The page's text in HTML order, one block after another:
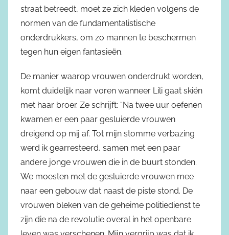
straat betreedt, moet ze zich kleden volgens de
normen van de fundamentalistische
onderdrukkers, om zo mannen te beschermen
tegen hun eigen fantasieën.
De manier waarop vrouwen onderdrukt worden,
komt duidelijk naar voren wanneer Lili gaat skiën
met haar broer. Ze schrijft: “Na twee uur oefenen
kwamen er een paar gesluierde vrouwen
dreigend op mij af. Tot mijn stomme verbazing
werd ik gearresteerd, samen met een paar
andere jonge vrouwen die in de buurt stonden.
We moesten met de gesluierde vrouwen mee
naar een gebouw dat naast de piste stond. De
vrouwen bleken van de geheime politiedienst te
zijn die na de revolutie overal in het openbare